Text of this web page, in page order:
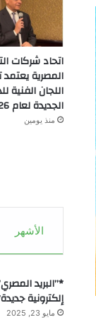
اتحاد شركات
المصرية
اللجان الفنية
الجديدة لعام 2026
منذ يومين
الأشهر
*”البريد
إلكترونية
مايو 23, 2025